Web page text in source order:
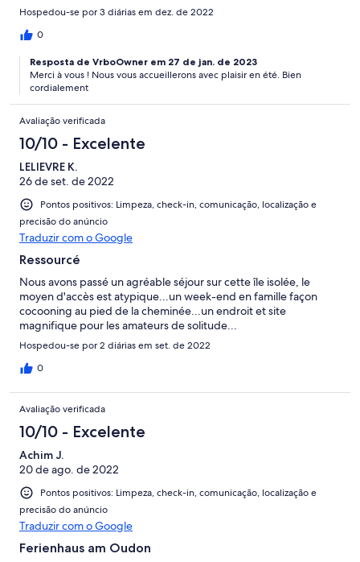
Hospedou-se por 3 diárias em dez. de 2022
0
Resposta de VrboOwner em 27 de jan. de 2023
Merci à vous ! Nous vous accueillerons avec plaisir en été. Bien
cordialement
Avaliação verificada
10/10 - Excelente
LELIEVRE K.
26 de set. de 2022
Pontos positivos: Limpeza, check-in, comunicação, localização e
precisão do anúncio
Traduzir com o Google
Ressourcé
Nous avons passé un agréable séjour sur cette île isolée, le
moyen d'accès est atypique...un week-end en famille façon
cocooning au pied de la cheminée...un endroit et site
magnifique pour les amateurs de solitude...
Hospedou-se por 2 diárias em set. de 2022
0
Avaliação verificada
10/10 - Excelente
Achim J.
20 de ago. de 2022
Pontos positivos: Limpeza, check-in, comunicação, localização e
precisão do anúncio
Traduzir com o Google
Ferienhaus am Oudon